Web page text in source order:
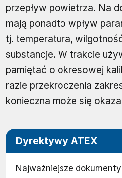
przepływ powietrza. Na
mają ponadto wpływ
tj. temperatura,
substancje. W trakcie
pamiętać o okresowej
razie przekroczenia
konieczna może się
Dyrektywy ATEX
Najważniejsze